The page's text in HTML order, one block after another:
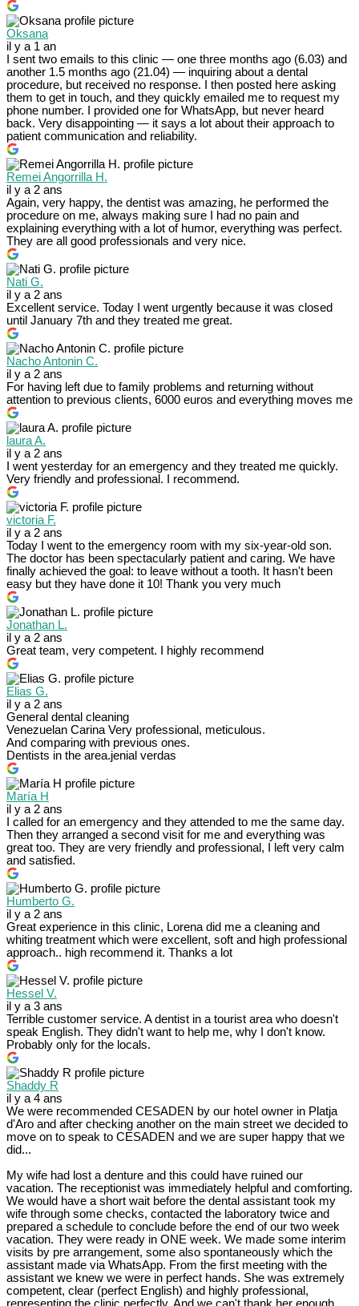
Oksana
il y a 1 an
I sent two emails to this clinic — one three months ago (6.03) and
another 1.5 months ago (21.04) — inquiring about a dental
procedure, but received no response. I then posted here asking
them to get in touch, and they quickly emailed me to request my
phone number. I provided one for WhatsApp, but never heard
back. Very disappointing — it says a lot about their approach to
patient communication and reliability.
Remei Angorrilla H.
il y a 2 ans
Again, very happy, the dentist was amazing, he performed the
procedure on me, always making sure I had no pain and
explaining everything with a lot of humor, everything was perfect.
They are all good professionals and very nice.
Nati G.
il y a 2 ans
Excellent service. Today I went urgently because it was closed
until January 7th and they treated me great.
Nacho Antonin C.
il y a 2 ans
For having left due to family problems and returning without
attention to previous clients, 6000 euros and everything moves me
laura A.
il y a 2 ans
I went yesterday for an emergency and they treated me quickly.
Very friendly and professional. I recommend.
victoria F.
il y a 2 ans
Today I went to the emergency room with my six-year-old son.
The doctor has been spectacularly patient and caring. We have
finally achieved the goal: to leave without a tooth. It hasn't been
easy but they have done it 10! Thank you very much
Jonathan L.
il y a 2 ans
Great team, very competent. I highly recommend
Elias G.
il y a 2 ans
General dental cleaning
Venezuelan Carina Very professional, meticulous.
And comparing with previous ones.
Dentists in the area.jenial verdas
María H
il y a 2 ans
I called for an emergency and they attended to me the same day.
Then they arranged a second visit for me and everything was
great too. They are very friendly and professional, I left very calm
and satisfied.
Humberto G.
il y a 2 ans
Great experience in this clinic, Lorena did me a cleaning and
whiting treatment which were excellent, soft and high professional
approach.. high recommend it. Thanks a lot
Hessel V.
il y a 3 ans
Terrible customer service. A dentist in a tourist area who doesn't
speak English. They didn't want to help me, why I don't know.
Probably only for the locals.
Shaddy R
il y a 4 ans
We were recommended CESADEN by our hotel owner in Platja
d'Aro and after checking another on the main street we decided to
move on to speak to CESADEN and we are super happy that we
did...
My wife had lost a denture and this could have ruined our
vacation. The receptionist was immediately helpful and comforting.
We would have a short wait before the dental assistant took my
wife through some checks, contacted the laboratory twice and
prepared a schedule to conclude before the end of our two week
vacation. They were ready in ONE week. We made some interim
visits by pre arrangement, some also spontaneously which the
assistant made via WhatsApp. From the first meeting with the
assistant we knew we were in perfect hands. She was extremely
competent, clear (perfect English) and highly professional,
representing the clinic perfectly. And we can't thank her enough.